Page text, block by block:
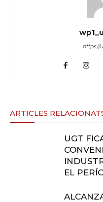
https://
ARTICLES
UGT
EL